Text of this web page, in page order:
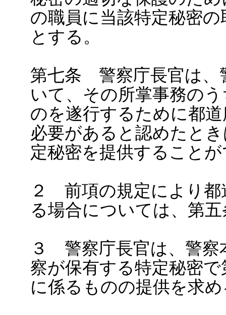
の職員に当該特定秘密
とする。
第七条 警察庁長官は、
いて、その所掌事務の
のを遂行するために都
必要があると認めたと
定秘密を提供すること
２ 前項の規定により都
る場合については、第
３ 警察庁長官は、警察
察が保有する特定秘密
に係るものの提供を求